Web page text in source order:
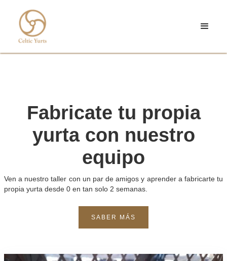
Fabricate tu propia
yurta con nuestro
equipo
Ven a nuestro taller con un par de amigos y aprender a fabricarte tu
propia yurta desde 0 en tan solo 2 semanas.
SABER MÁS